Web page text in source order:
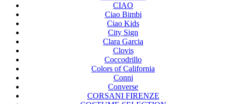
CIAO
Ciao Bimbi
Ciao Kids
City Sign
Clara Garcia
Clovis
Coccodrillo
Colors of California
Conni
Converse
CORSANI FIRENZE